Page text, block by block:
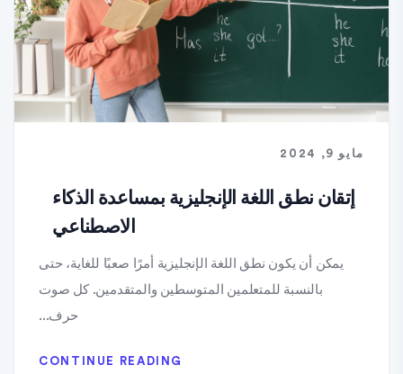
مايو 9, 2024
إتقان نطق اللغة الإنجليزية بمساعدة الذكاء
الاصطناعي
يمكن أن يكون نطق اللغة الإنجليزية أمرًا صعبًا للغاية، حتى
بالنسبة للمتعلمين المتوسطين والمتقدمين. كل صوت
حرف...
CONTINUE READING